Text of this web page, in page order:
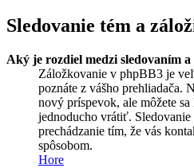
Sledovanie tém a
Aký je rozdiel medzi sledovaním a
Záložkovanie v phpBB3 je
poznáte z vášho prehliadača.
nový príspevok, ale môžete
jednoducho vrátiť.
prechádzanie tím, že vás
spôsobom.
Hore